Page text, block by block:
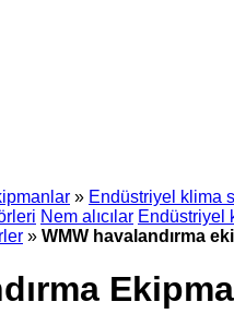
» Endüstriyel klima
Nem alıcılar Endüstriyel
» WMW havalandırma